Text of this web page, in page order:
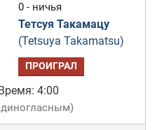
0 - ничья
Тетсуя Такамацу
(Tetsuya Takamatsu)
ПРОИГРАЛ
4:00
)